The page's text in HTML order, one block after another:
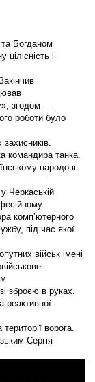
Богданом
і
згодом —
роботи було
командира танка.
народові.
Черкаській
комп’ютерного
під час якої
військ імені
зброєю в руках.
реактивної
ворога.
Сергія